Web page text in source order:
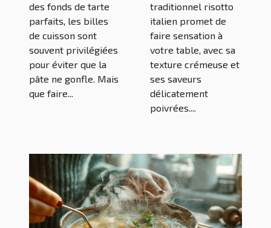
des fonds de tarte
parfaits, les billes
de cuisson sont
souvent privilégiées
pour éviter que la
pâte ne gonfle. Mais
que faire...
traditionnel risotto
italien promet de
faire sensation à
votre table, avec sa
texture crémeuse et
ses saveurs
délicatement
poivrées....